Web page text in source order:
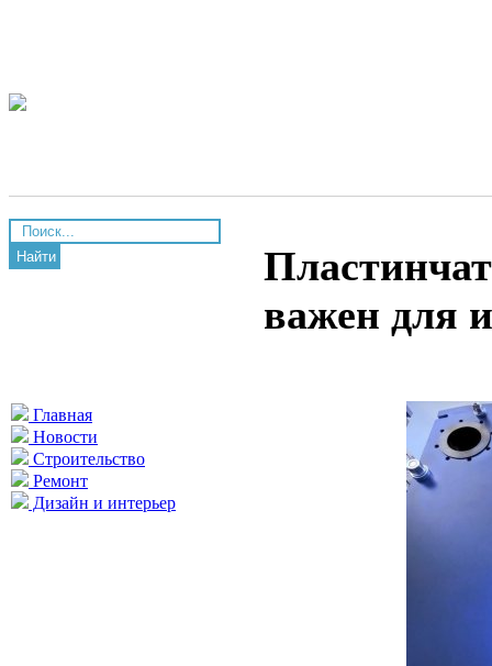
Найти
Главная
Новости
Строительство
Ремонт
Дизайн и интерьер
важен для